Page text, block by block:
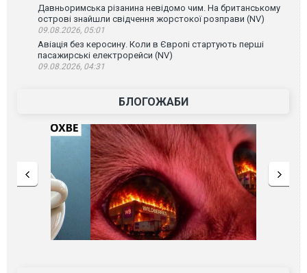
Давньоримська різанина невідомо чим. На британському
острові знайшли свідчення жорстокої розправи (NV)
09.08.2026, 05:01
Авіація без керосину. Коли в Європі стартують перші
пасажирські електрорейси (NV)
09.08.2026, 04:31
БЛОГОЖАБИ